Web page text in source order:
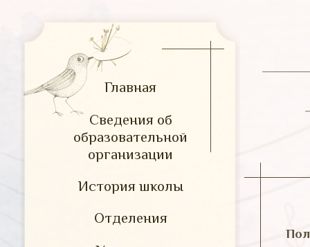
Главная
Сведения об
образовательной
организации
История школы
Отделения